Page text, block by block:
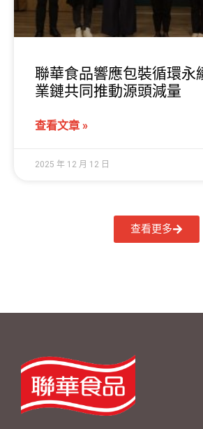
聯華食品響應包裝循環
業鏈共同推動源頭減量
查看文章 »
2025 年 12 月 12 日
查看更多